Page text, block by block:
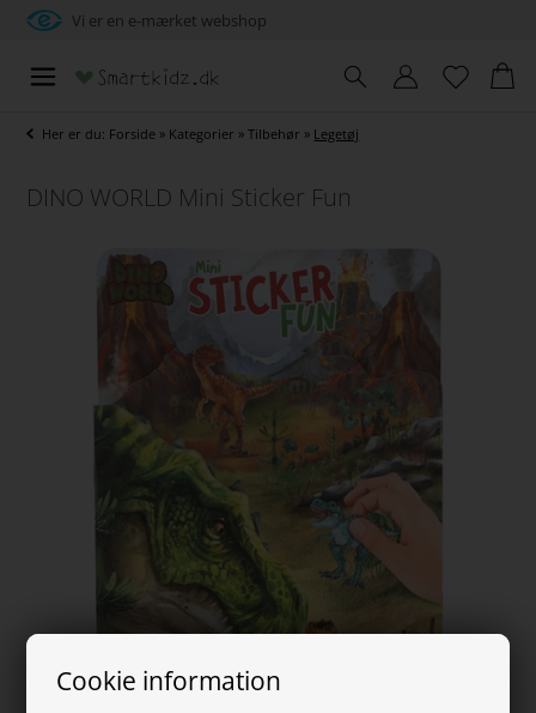
Cookie information
Vi er en e-mærket webshop
Her er du: Forside » Kategorier »Tilbehør » Legetøj
DINO WORLD Mini Sticker Fun